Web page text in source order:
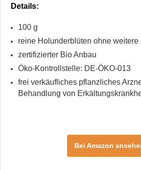
Details:
100 g
reine Holunderblüten ohne weitere
zertifizierter Bio Anbau
Öko-Kontrollstelle: DE-ÖKO-013
frei verkäufliches pflanzliches
Behandlung von
Bei Amazon